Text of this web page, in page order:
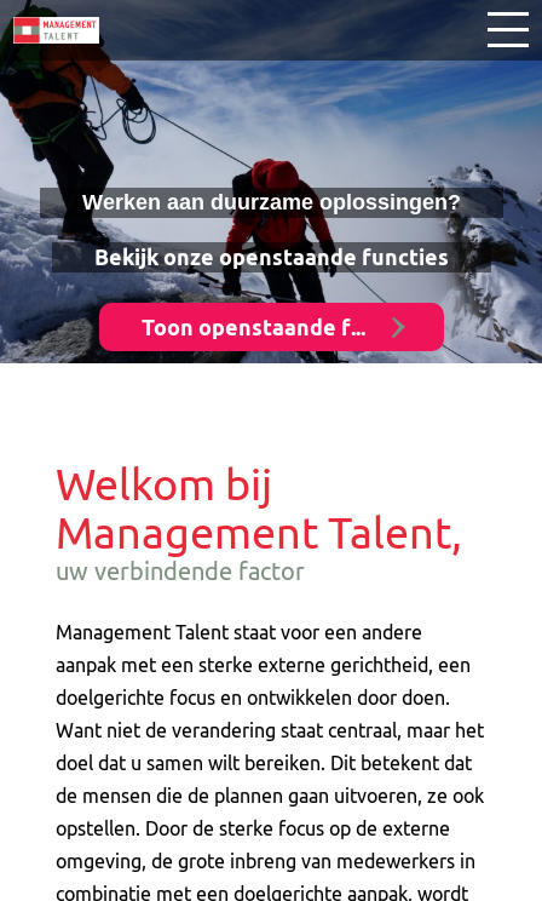
Duurzaam Ontwikkelen
Ons model duurzaam ontwikkelen
Duurzaam Leiderschap
Individu
Team
Organisatie
Duurzaam Verbinden
Opdrachtgevers
Duurzaam Faciliteren
Werken aan duurzame oplossingen?
Bekijk onze openstaande functies
Toon openstaande functies
Welkom bij
Management Talent,
uw verbindende factor
Management Talent staat voor een andere
aanpak met een sterke externe gerichtheid, een
doelgerichte focus en ontwikkelen door doen.
Want niet de verandering staat centraal, maar het
doel dat u samen wilt bereiken. Dit betekent dat
de mensen die de plannen gaan uitvoeren, ze ook
opstellen. Door de sterke focus op de externe
omgeving, de grote inbreng van medewerkers in
combinatie met een doelgerichte aanpak, wordt